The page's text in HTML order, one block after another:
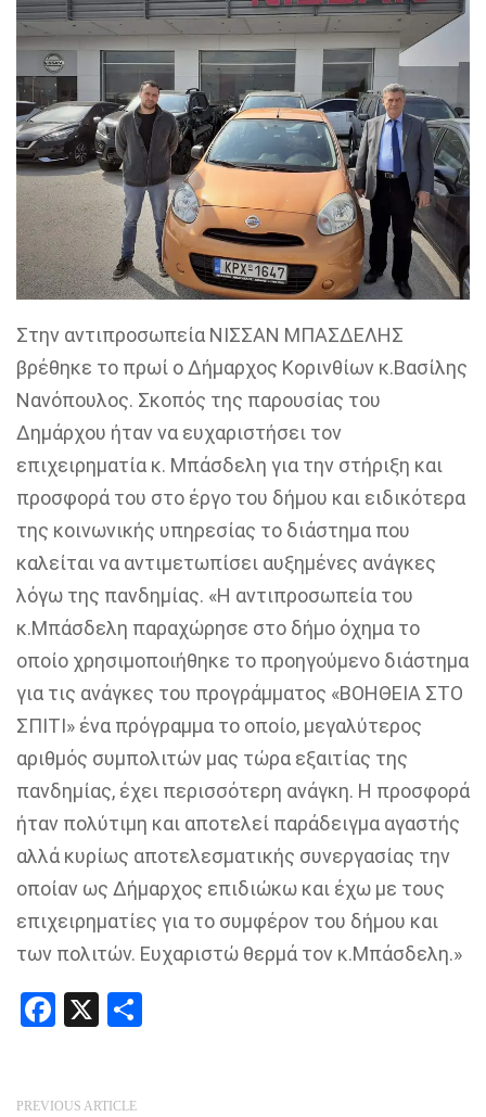
Στην αντιπροσωπεία ΝΙΣΣΑΝ ΜΠΑΣΔΕΛΗΣ
βρέθηκε το πρωί ο Δήμαρχος Κορινθίων κ.Βασίλης
Νανόπουλος. Σκοπός της παρουσίας του
Δημάρχου ήταν να ευχαριστήσει τον
επιχειρηματία κ. Μπάσδελη για την στήριξη και
προσφορά του στο έργο του δήμου και ειδικότερα
της κοινωνικής υπηρεσίας το διάστημα που
καλείται να αντιμετωπίσει αυξημένες ανάγκες
λόγω της πανδημίας. «Η αντιπροσωπεία του
κ.Μπάσδελη παραχώρησε στο δήμο όχημα το
οποίο χρησιμοποιήθηκε το προηγούμενο διάστημα
για τις ανάγκες του προγράμματος «ΒΟΗΘΕΙΑ ΣΤΟ
ΣΠΙΤΙ» ένα πρόγραμμα το οποίο, μεγαλύτερος
αριθμός συμπολιτών μας τώρα εξαιτίας της
πανδημίας, έχει περισσότερη ανάγκη. Η προσφορά
ήταν πολύτιμη και αποτελεί παράδειγμα αγαστής
αλλά κυρίως αποτελεσματικής συνεργασίας την
οποίαν ως Δήμαρχος επιδιώκω και έχω με τους
επιχειρηματίες για το συμφέρον του δήμου και
των πολιτών. Ευχαριστώ θερμά τον κ.Μπάσδελη.»
Facebook
X
PREVIOUS ARTICLE